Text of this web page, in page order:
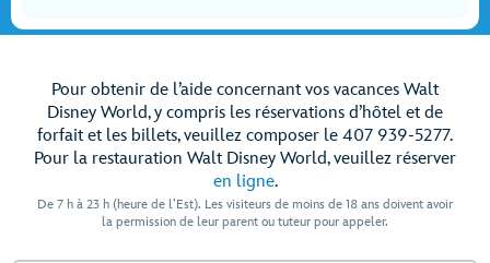
Pour obtenir de l’aide concernant vos vacances Walt
Disney World, y compris les réservations d’hôtel et de
forfait et les billets, veuillez composer le 407 939-5277.
Pour la restauration Walt Disney World, veuillez réserver
en ligne.
De 7 h à 23 h (heure de l’Est). Les visiteurs de moins de 18 ans doivent avoir
la permission de leur parent ou tuteur pour appeler.